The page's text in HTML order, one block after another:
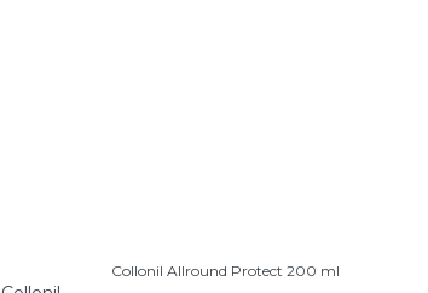
Collonil Allround Protect 200 ml